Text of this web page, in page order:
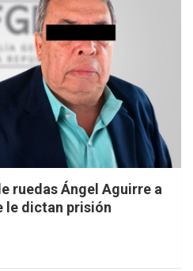
ruedas Ángel Aguirre a
le dictan prisión